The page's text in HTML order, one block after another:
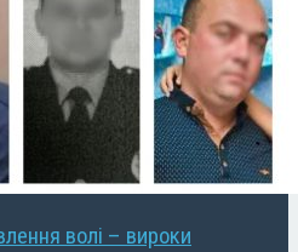
волі – вироки